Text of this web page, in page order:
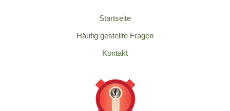
Startseite
Häufig gestellte Fragen
Kontakt